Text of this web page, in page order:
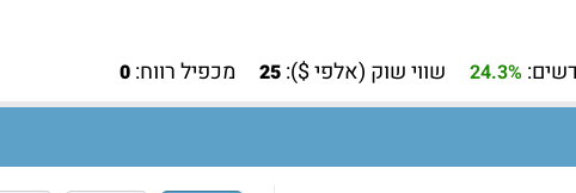
24.3% שווי שוק (אלפי $): 25 מכפיל רווח: 0